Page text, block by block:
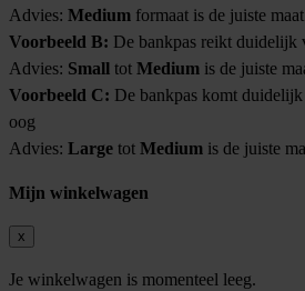
Advies: Medium formaat is de juiste
Voorbeeld B: De bankpas reikt duidelijk
Advies: Small tot Medium is de juiste
Voorbeeld C: De bankpas komt
oog
Advies: Large tot Medium is de juiste
Mijn winkelwagen
x
Je winkelwagen is momenteel leeg.